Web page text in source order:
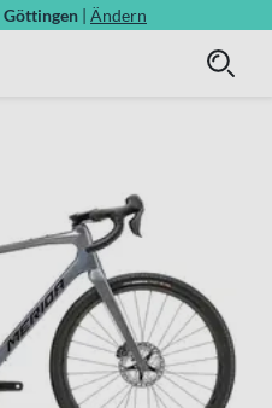
Göttingen | Ändern